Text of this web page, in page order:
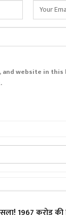
and website in